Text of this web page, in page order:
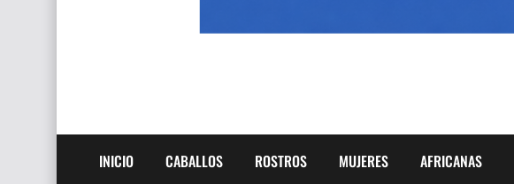
INICIO CABALLOS ROSTROS MUJERES AFRICANAS